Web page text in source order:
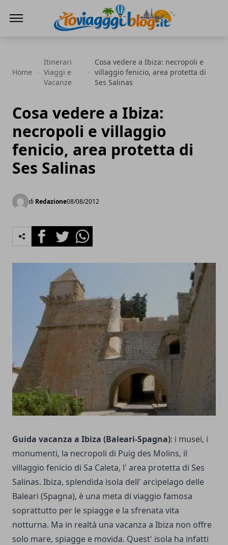
Home
Itinerari
Viaggi e
Vacanze
Cosa vedere a Ibiza: necropoli e
villaggio fenicio, area protetta di
Ses Salinas
Cosa vedere a Ibiza:
necropoli e villaggio
fenicio, area protetta di
Ses Salinas
di Redazione08/08/2012
FacebookTwitterWhatsapp
Guida vacanza a Ibiza (Baleari-Spagna): i musei, i
monumenti, la necropoli di Puig des Molins, il
villaggio fenicio di Sa Caleta, l' area protetta di Ses
Salinas. Ibiza, splendida isola dell' arcipelago delle
Baleari (Spagna), è una meta di viaggio famosa
soprattutto per le spiagge e la sfrenata vita
notturna. Ma in realtà una vacanza a Ibiza non offre
solo mare, spiagge e movida. Quest' isola ha infatti